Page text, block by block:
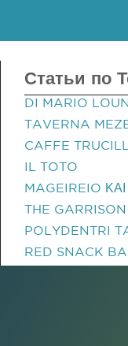
Статьи по
DI MARIO
TAVERNA
CAFFE
IL TOTO
MAGEIREIO
THE
POLYDENTRI
RED SNACK